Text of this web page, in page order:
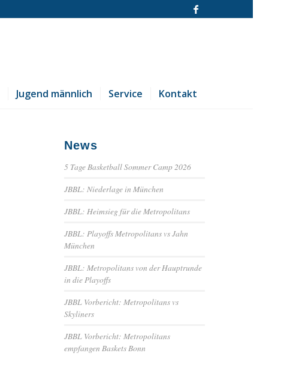
Jugend männlich Service Kontakt
News
5 Tage Basketball Sommer Camp 2026
JBBL: Niederlage in München
JBBL: Heimsieg für die Metropolitans
JBBL: Playoffs Metropolitans vs Jahn
München
JBBL: Metropolitans von der Hauptrunde
in die Playoffs
JBBL Vorbericht: Metropolitans vs
Skyliners
JBBL Vorbericht: Metropolitans
empfangen Baskets Bonn